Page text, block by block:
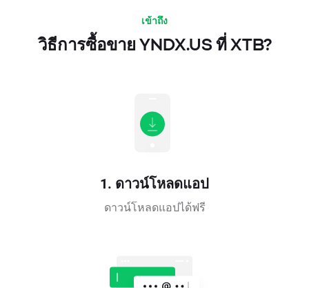
เข้าถึง
วิธีการซื้อขาย YNDX.US ที่ XTB?
1. ดาวน์โหลดแอป
ดาวน์โหลดแอปได้ฟรี